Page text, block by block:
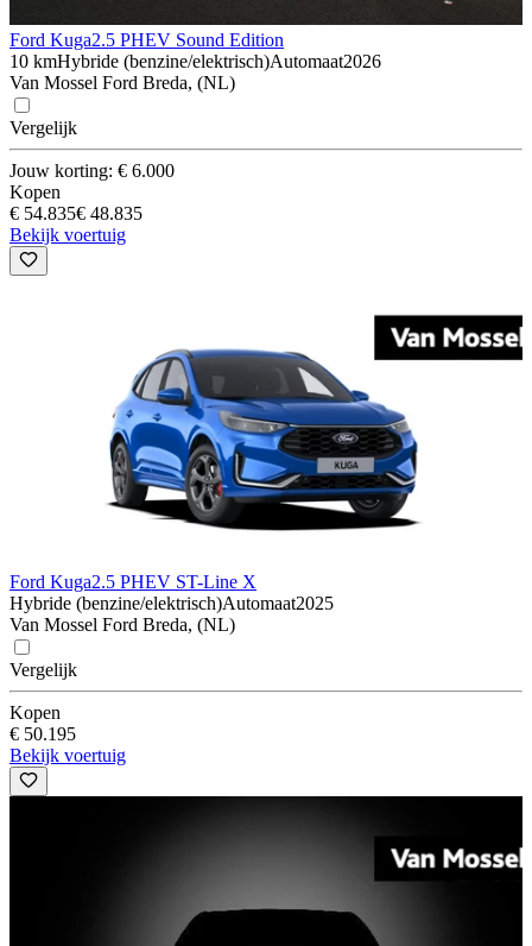
Ford Kuga2.5 PHEV Sound Edition
10 kmHybride (benzine/elektrisch)Automaat2026
Van Mossel Ford Breda, (NL)
Vergelijk
Jouw korting: € 6.000
Kopen
€ 54.835€ 48.835
Bekijk voertuig
Ford Kuga2.5 PHEV ST-Line X
Hybride (benzine/elektrisch)Automaat2025
Van Mossel Ford Breda, (NL)
Vergelijk
Kopen
€ 50.195
Bekijk voertuig